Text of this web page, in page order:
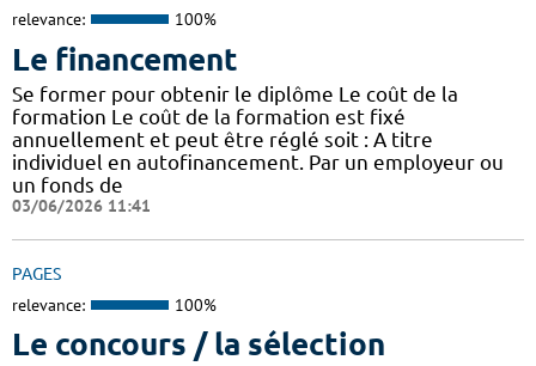
relevance: 100%
Le financement
Se former pour obtenir le diplôme Le coût de la
formation Le coût de la formation est fixé
annuellement et peut être réglé soit : A titre
individuel en autofinancement. Par un employeur ou
un fonds de
03/06/2026 11:41
PAGES
relevance: 100%
Le concours / la sélection